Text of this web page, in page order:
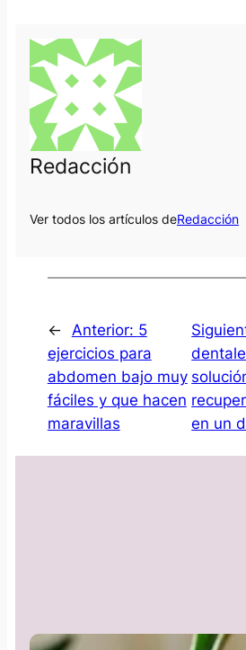
Redacción
Ver todos los artículos deRedacción
← Anterior: 5
ejercicios para
abdomen bajo muy
fáciles y que hacen
maravillas
en un